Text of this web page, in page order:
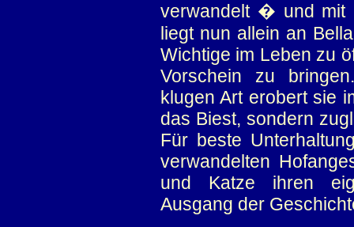
verwandelt � und mit
liegt nun allein an
Wichtige im Leben zu
Vorschein zu
klugen Art erobert sie
das Biest, sondern
Für beste
verwandelten
und Katze ihren
Ausgang der